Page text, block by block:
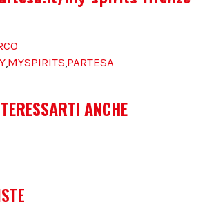
,MYSPIRITS,PARTESA
ANCHE